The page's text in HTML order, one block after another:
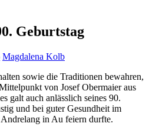
Geburtstag
Magdalena Kolb
sowie die Traditionen bewahren,
von Josef Obermaier aus
galt auch anlässlich seines 90.
und bei guter Gesundheit im
in Au feiern durfte.